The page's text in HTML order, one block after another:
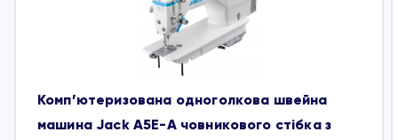
Комп’ютеризована одноголкова швейна
машина Jack A5E-A човникового стібка з